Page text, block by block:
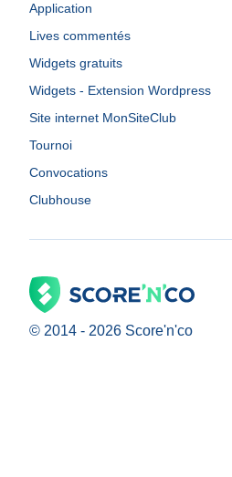
Application
Lives commentés
Widgets gratuits
Widgets - Extension Wordpress
Site internet MonSiteClub
Tournoi
Convocations
Clubhouse
© 2014 - 2026 Score'n'co